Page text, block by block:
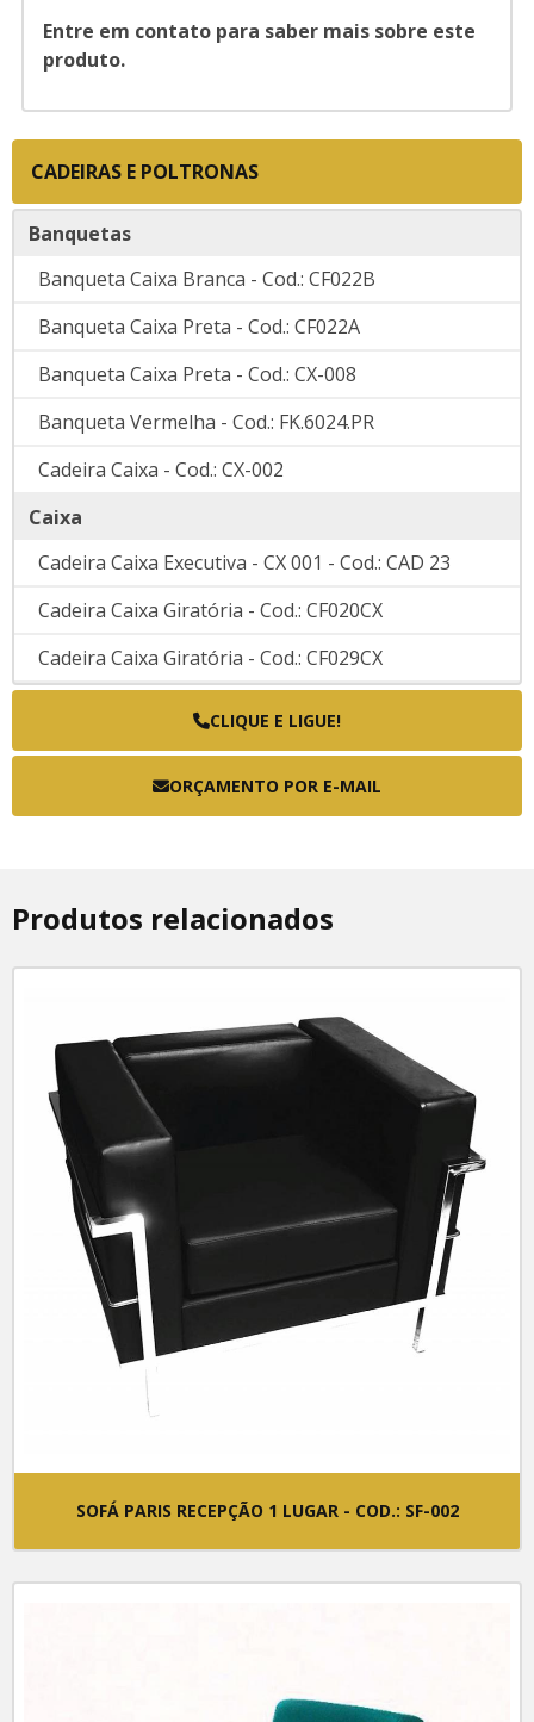
Entre em contato para saber mais sobre este
produto.
CADEIRAS E POLTRONAS
Banquetas
Banqueta Caixa Branca - Cod.: CF022B
Banqueta Caixa Preta - Cod.: CF022A
Banqueta Caixa Preta - Cod.: CX-008
Banqueta Vermelha - Cod.: FK.6024.PR
Cadeira Caixa - Cod.: CX-002
Caixa
Cadeira Caixa Executiva - CX 001 - Cod.: CAD 23
Cadeira Caixa Giratória - Cod.: CF020CX
Cadeira Caixa Giratória - Cod.: CF029CX
Cadeira Caixa Giratória - Cod.: CF090CX
Diretor
Poltrana Diretor - Cod.: FK.TIME.PR
Cadeira para treinamento - Cod.: CF100
Presidente
Poltrona Presidente - Cod.: CF085BC.CR
Poltrona Presidente - Cod.: CF115BC.PR
Poltrona Presidente - Cod.: CF215.CR
Poltrona Presidente - Cod.: CF415.BC.PR
Poltrona Presidente - Cod.: CF705.BCH.PR
Universitárias
Cadeira Universitária - Cod.: CF090SKIUNI
Cadeira Universitária - Cod.: Uni-003
Cadeira Universitária - Cod.: UNI-004
CLIQUE E LIGUE!
ORÇAMENTO POR E-MAIL
Produtos relacionados
SOFÁ PARIS RECEPÇÃO 1 LUGAR - COD.: SF-002